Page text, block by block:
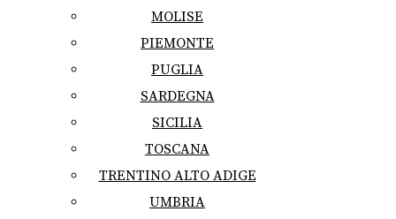
MOLISE
PIEMONTE
PUGLIA
SARDEGNA
SICILIA
TOSCANA
TRENTINO ALTO ADIGE
UMBRIA